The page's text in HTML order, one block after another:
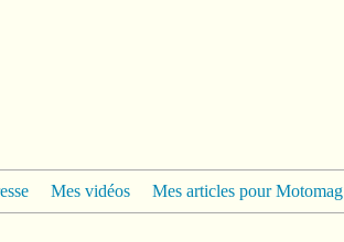
Mes vidéos Mes articles pour Motomag